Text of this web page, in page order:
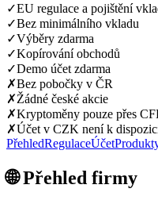
✓EU regulace a pojištění
✓Bez minimálního vkladu
✓Výběry zdarma
✓Kopírování obchodů
✓Demo účet zdarma
✗Bez pobočky v ČR
✗Žádné české akcie
✗Kryptoměny pouze přes
✗Účet v CZK není k
PřehledRegulaceÚčet
🌐 Přehled firmy